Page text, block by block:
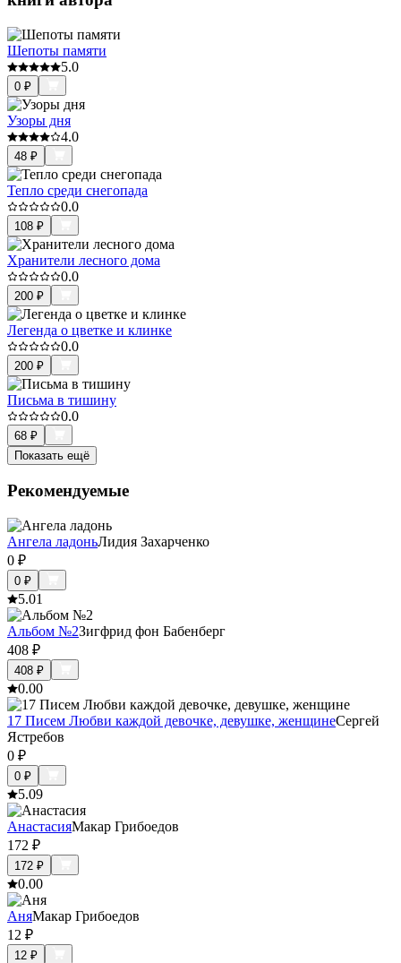
Шепоты памяти
5.0
0 ₽
Узоры дня
4.0
48 ₽
Тепло среди снегопада
0.0
108 ₽
Хранители лесного дома
0.0
200 ₽
Легенда о цветке и клинке
0.0
200 ₽
Письма в тишину
0.0
68 ₽
Показать ещё
Рекомендуемые
Ангела ладоньЛидия Захарченко
0 ₽
0 ₽
5.01
Альбом №2Зигфрид фон Бабенберг
408 ₽
408 ₽
0.00
17 Писем Любви каждой девочке, девушке, женщинеСергей
Ястребов
0 ₽
0 ₽
5.09
АнастасияМакар Грибоедов
172 ₽
172 ₽
0.00
АняМакар Грибоедов
12 ₽
12 ₽